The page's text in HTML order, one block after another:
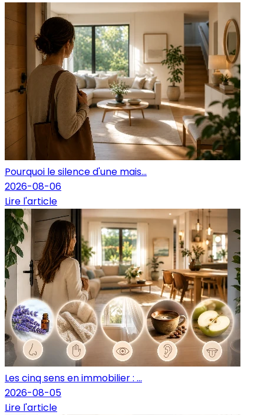
Pourquoi le silence d'une mais...
2026-08-06
Lire l'article
Les cinq sens en immobilier : ...
2026-08-05
Lire l'article